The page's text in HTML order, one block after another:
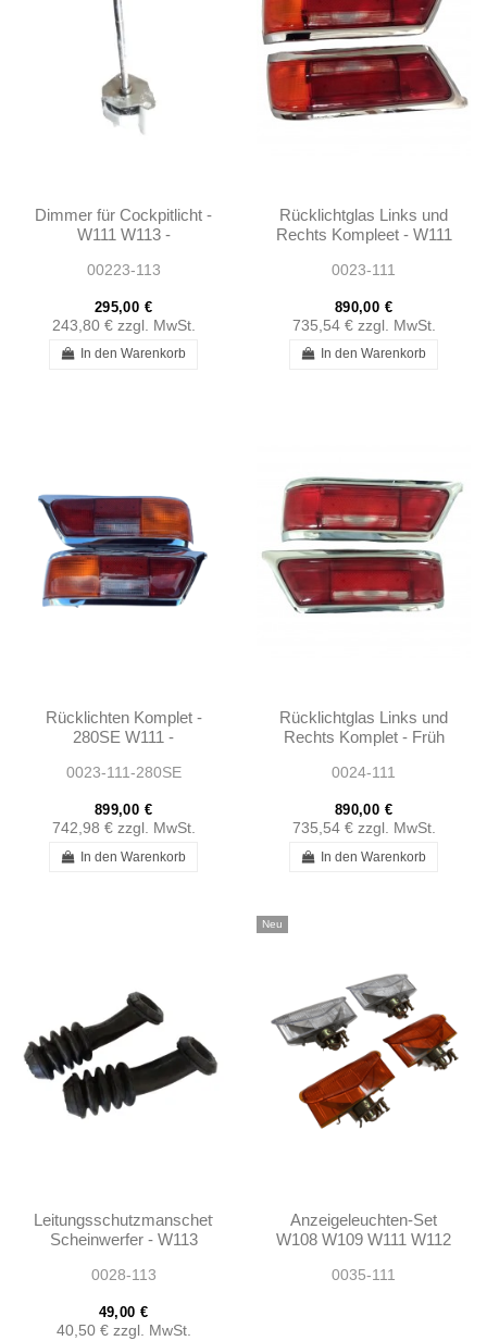
Dimmer für Cockpitlicht -
W111 W113 -
00223-113
295,00 €
243,80 € zzgl. MwSt.
In den Warenkorb
Rücklichtglas Links und
Rechts Kompleet - W111
1118265152
0023-111
890,00 €
735,54 € zzgl. MwSt.
In den Warenkorb
Rücklichten Komplet -
280SE W111 -
1138260256
0023-111-280SE
899,00 €
742,98 € zzgl. MwSt.
In den Warenkorb
Rücklichtglas Links und
Rechts Komplet - Früh
1118265252 -...
0024-111
890,00 €
735,54 € zzgl. MwSt.
In den Warenkorb
Leitungsschutzmanschette
Scheinwerfer - W113
1155460085
0028-113
49,00 €
40,50 € zzgl. MwSt.
Neu
Anzeigeleuchten-Set
W108 W109 W111 W112
0035-111